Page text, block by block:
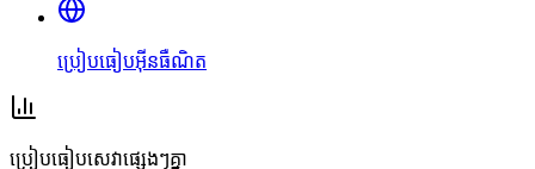
ប្រៀបធៀបអ៊ីនធឺណិត
ប្រៀបធៀបសេវាផ្សេងៗគ្នា